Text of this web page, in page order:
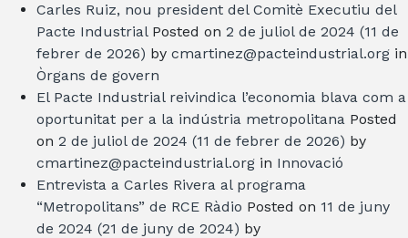
Carles Ruiz, nou president del Comitè Executiu del
Pacte Industrial Posted on 2 de juliol de 2024 (11 de
febrer de 2026) by cmartinez@pacteindustrial.org in
Òrgans de govern
El Pacte Industrial reivindica l’economia blava com a
oportunitat per a la indústria metropolitana Posted
on 2 de juliol de 2024 (11 de febrer de 2026) by
cmartinez@pacteindustrial.org in Innovació
Entrevista a Carles Rivera al programa
“Metropolitans” de RCE Ràdio Posted on 11 de juny
de 2024 (21 de juny de 2024) by